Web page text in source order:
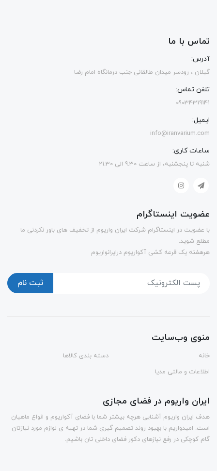
تماس با ما
آدرس:
گیلان ، رودسر میدان طالقانی جنب درمانگاه امام رضا
تلفن تماس:
09034319141
ایمیل:
info@iranvarium.com
ساعات کاری:
شنبه تا پنجشنبه، از ساعت 9.30 الی 21.30
عضویت اینستاگرام
با عضویت در اینستاگرام شرکت ایران واریوم از تخفیف های باور نکردنی ما
مطلع شوید.
هرهفته یک قرعه کشی آکواریوم درایرانواریوم
ثبت نام
منوی وب‌سایت
خانه
دسته بندی کالاها
اطلاعات و مالتی مدیا
ایران واریوم در فضای مجازی
هدف ایران واریوم آشنایی هرچه بیشتر شما با فضای آکواریوم و انواع ماهیان
است. امیدواریم با بهبود روند تصمیم گیری شما در تهیه ی لوازم مورد نیازتان
گام کوچکی در رفع نیازهای دکور فضای داخلی تان باشیم.